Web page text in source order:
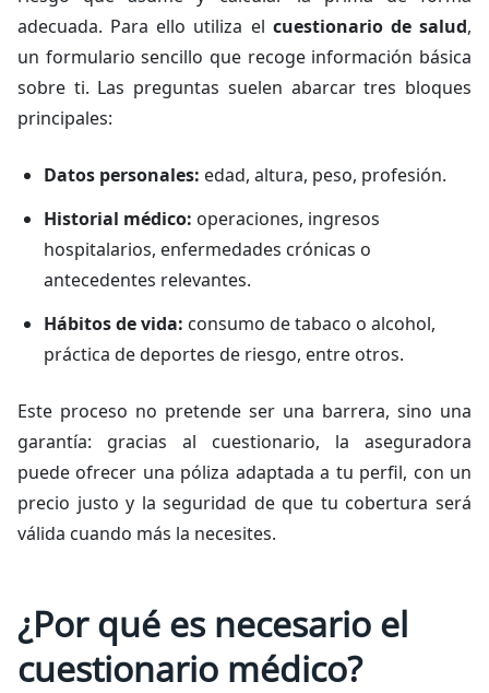
adecuada. Para ello utiliza el cuestionario de salud,
un formulario sencillo que recoge información básica
sobre ti. Las preguntas suelen abarcar tres bloques
principales:
Datos personales: edad, altura, peso, profesión.
Historial médico: operaciones, ingresos
hospitalarios, enfermedades crónicas o
antecedentes relevantes.
Hábitos de vida: consumo de tabaco o alcohol,
práctica de deportes de riesgo, entre otros.
Este proceso no pretende ser una barrera, sino una
garantía: gracias al cuestionario, la aseguradora
puede ofrecer una póliza adaptada a tu perfil, con un
precio justo y la seguridad de que tu cobertura será
válida cuando más la necesites.
¿Por qué es necesario el
cuestionario médico?